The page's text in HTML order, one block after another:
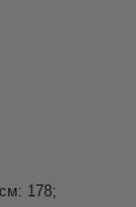
178;